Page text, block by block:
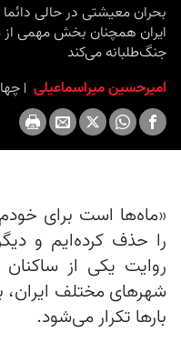
بحران معیشتی در حالی
ایران همچنان بخش مهمی
جنگ‌طلبانه می‌کند
امیرحسین میراسماعیلی چهارشنبه ۱۷
«ماه‌ها است برای
را حذف کرده‌ایم و
روایت یکی از
شهرهای مختلف ایران،
بارها تکرار می‌شود.